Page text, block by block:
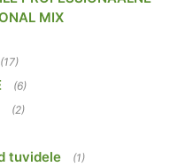
MIX
(17)
(6)
(2)
tuvidele (1)